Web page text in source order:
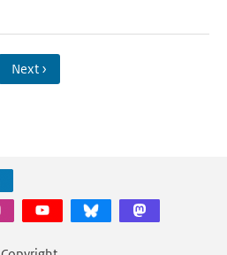
Next ›